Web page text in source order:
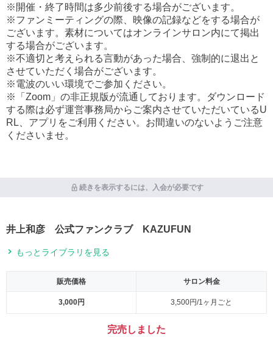
※開催・終了時間は多少前後する場合がございます。
※ファンミーティングの際、映像の記録などをする場合が
ございます。素材についてはオンラインサロン内にて掲出
する場合がございます。
※不適切と考えられる言動があった場合、強制的に退出と
させていただく場合がございます。
※電波のいい環境でご参加ください。
※「Zoom」の非正規版が流通しております。ダウンロード
する際は必ず運営事務局からご案内させていただいているU
RL、アプリをご利用ください。お間違いのないようご注意
くださいませ。
続きを表示するには、入会が必要です
井上和彦 公式ファンクラブ KAZUFUN
もっとライブラリを見る
販売価格 サロン料金
3,000円 3,500円/1ヶ月ごと
完売しました